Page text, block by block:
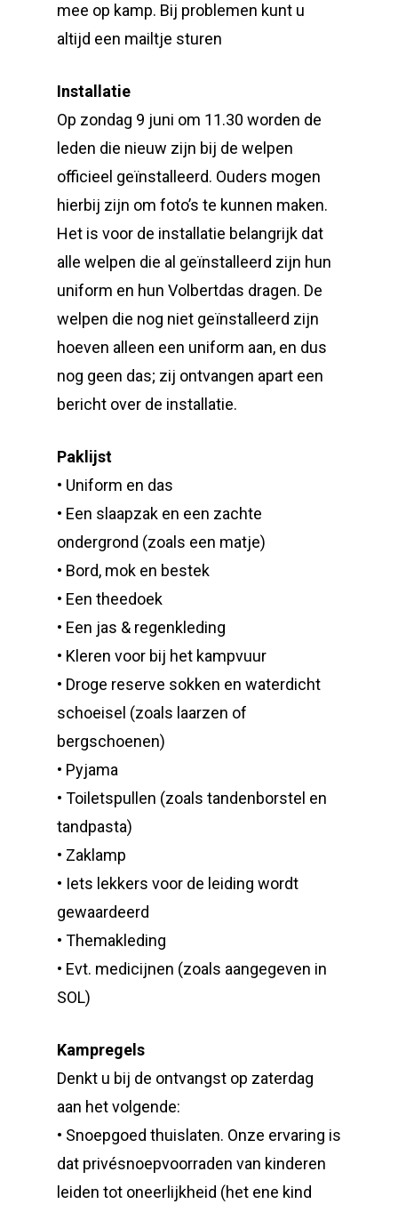
mee op kamp. Bij problemen kunt u
altijd een mailtje sturen
Installatie
Op zondag 9 juni om 11.30 worden de
leden die nieuw zijn bij de welpen
officieel geïnstalleerd. Ouders mogen
hierbij zijn om foto’s te kunnen maken.
Het is voor de installatie belangrijk dat
alle welpen die al geïnstalleerd zijn hun
uniform en hun Volbertdas dragen. De
welpen die nog niet geïnstalleerd zijn
hoeven alleen een uniform aan, en dus
nog geen das; zij ontvangen apart een
bericht over de installatie.
Paklijst
• Uniform en das
• Een slaapzak en een zachte
ondergrond (zoals een matje)
• Bord, mok en bestek
• Een theedoek
• Een jas & regenkleding
• Kleren voor bij het kampvuur
• Droge reserve sokken en waterdicht
schoeisel (zoals laarzen of
bergschoenen)
• Pyjama
• Toiletspullen (zoals tandenborstel en
tandpasta)
• Zaklamp
• Iets lekkers voor de leiding wordt
gewaardeerd
• Themakleding
• Evt. medicijnen (zoals aangegeven in
SOL)
Kampregels
Denkt u bij de ontvangst op zaterdag
aan het volgende:
• Snoepgoed thuislaten. Onze ervaring is
dat privésnoepvoorraden van kinderen
leiden tot oneerlijkheid (het ene kind